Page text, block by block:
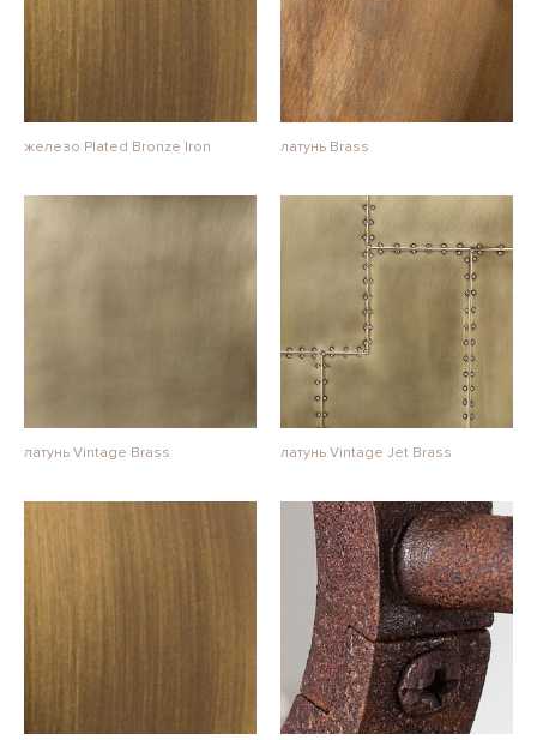
железо Plated Bronze Iron латунь Brass
латунь Vintage Brass латунь Vintage Jet Brass